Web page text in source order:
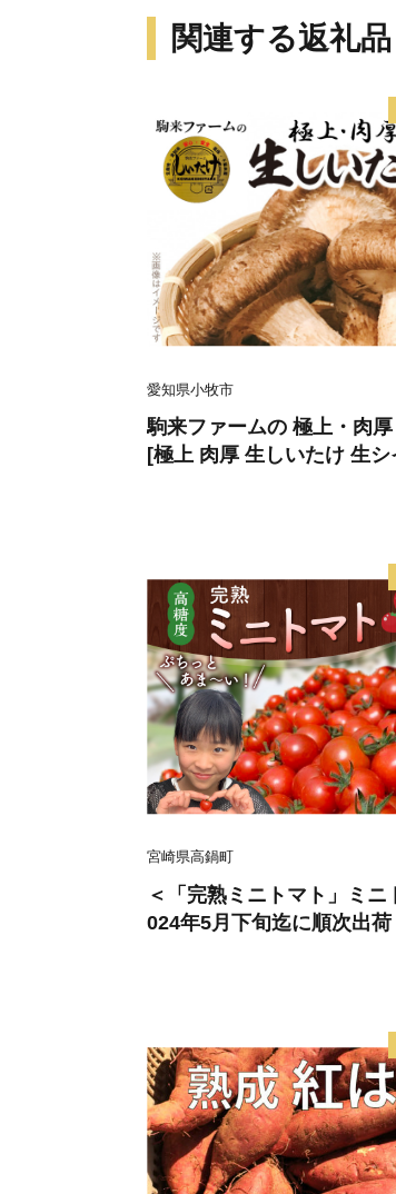
関連する返礼
愛知県小牧市
駒来ファームの 極上・肉
[極上 肉厚 生しいたけ 生
安心 安全 国産 採れたて
宮崎県高鍋町
＜「完熟ミニトマト」ミ
024年5月下旬迄に順次出
サミット アルル・リリカ
賞！！(2023年11月開催)1